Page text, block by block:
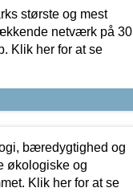
største og mest
netværk på 30
Klik her for at se
bæredygtighed og
økologiske og
Klik her for at se